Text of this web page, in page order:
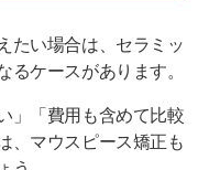
たい場合は、セラミッ
るケースがあります。
」「費用も含めて比較
、マウスピース矯正も